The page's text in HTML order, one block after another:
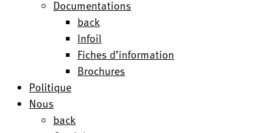
Documentations
back
Infoil
Fiches d’information
Brochures
Politique
Nous
back